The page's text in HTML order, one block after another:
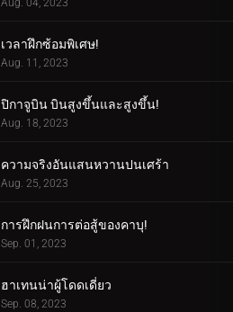
Aug. 04, 2023
เวลาฝึกซ้อมพิเศษ!
Aug. 11, 2023
ปิกาจูบิน บินสูงขึ้นและสูงขึ้น!
Aug. 18, 2023
ความจริงอันแสนหวานปนเศร้า
Aug. 25, 2023
การฝึกฝนการต่อสู้ของคาบุ!
Sep. 01, 2023
ฮาเทนน่าผู้โดดเดี่ยว
Sep. 08, 2023